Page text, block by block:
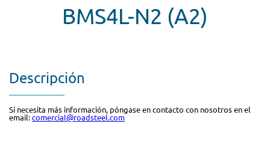
BMS4L-N2 (A2)
Descripción
Si necesita más información, póngase en contacto con nosotros en el
email:comercial@roadsteel.com